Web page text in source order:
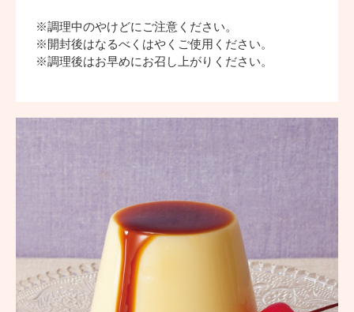
※調理中のやけどにご注意ください。
※開封後はなるべくはやくご使用ください。
※調理後はお早めにお召し上がりください。